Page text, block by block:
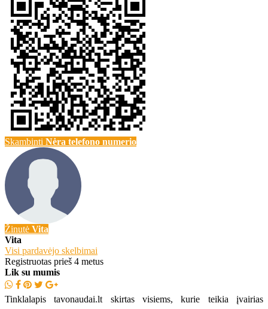
Skambinti Nėra telefono numerio
Žinutė Vita
Vita
Visi pardavėjo skelbimai
Registruotas prieš 4 metus
Lik su mumis
Tinklalapis tavonaudai.lt skirtas visiems, kurie teikia įvairias